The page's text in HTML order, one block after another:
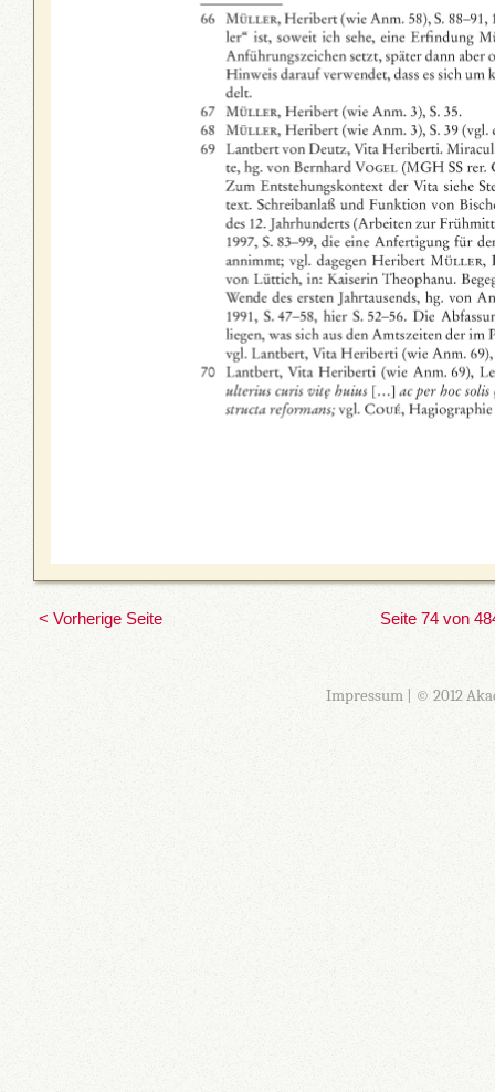
< Vorherige Seite Seite 74 von
Impressum| © 2012